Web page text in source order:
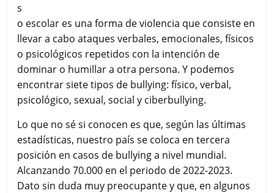
s
o escolar es una forma de violencia que consiste en
llevar a cabo ataques verbales, emocionales, físicos
o psicológicos repetidos con la intención de
dominar o humillar a otra persona. Y podemos
encontrar siete tipos de bullying: físico, verbal,
psicológico, sexual, social y ciberbullying.
Lo que no sé si conocen es que, según las últimas
estadísticas, nuestro país se coloca en tercera
posición en casos de bullying a nivel mundial.
Alcanzando 70.000 en el periodo de 2022-2023.
Dato sin duda muy preocupante y que, en algunos